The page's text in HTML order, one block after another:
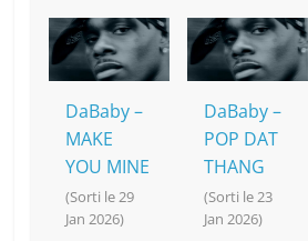
DaBaby –
MAKE
YOU MINE
(Sorti le 29
Jan 2026)
DaBaby –
POP DAT
THANG
(Sorti le 23
Jan 2026)